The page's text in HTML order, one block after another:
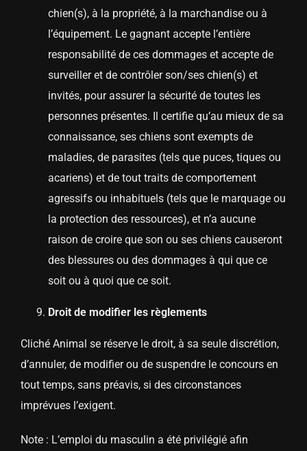
chien(s), à la propriété, à la marchandise ou à
l’équipement. Le gagnant accepte l’entière
responsabilité de ces dommages et accepte de
surveiller et de contrôler son/ses chien(s) et
invités, pour assurer la sécurité de toutes les
personnes présentes. Il certifie qu’au mieux de sa
connaissance, ses chiens sont exempts de
maladies, de parasites (tels que puces, tiques ou
acariens) et de tout traits de comportement
agressifs ou inhabituels (tels que le marquage ou
la protection des ressources), et n’a aucune
raison de croire que son ou ses chiens causeront
des blessures ou des dommages à qui que ce
soit ou à quoi que ce soit.
Droit de modifier les règlements
Cliché Animal se réserve le droit, à sa seule discrétion,
d’annuler, de modifier ou de suspendre le concours en
tout temps, sans préavis, si des circonstances
imprévues l’exigent.
Note : L’emploi du masculin a été privilégié afin